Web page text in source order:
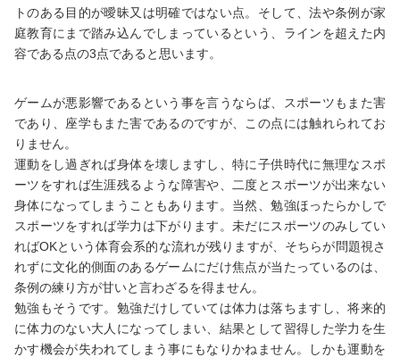
トのある目的が曖昧又は明確ではない点。そして、法や条例が家
庭教育にまで踏み込んでしまっているという、ラインを超えた内
容である点の3点であると思います。
ゲームが悪影響であるという事を言うならば、スポーツもまた害
であり、座学もまた害であるのですが、この点には触れられてお
りません。
運動をし過ぎれば身体を壊しますし、特に子供時代に無理なスポ
ーツをすれば生涯残るような障害や、二度とスポーツが出来ない
身体になってしまうこともあります。当然、勉強ほったらかしで
スポーツをすれば学力は下がります。未だにスポーツのみしてい
ればOKという体育会系的な流れが残りますが、そちらが問題視さ
れずに文化的側面のあるゲームにだけ焦点が当たっているのは、
条例の練り方が甘いと言わざるを得ません。
勉強もそうです。勉強だけしていては体力は落ちますし、将来的
に体力のない大人になってしまい、結果として習得した学力を生
かす機会が失われてしまう事にもなりかねません。しかも運動を